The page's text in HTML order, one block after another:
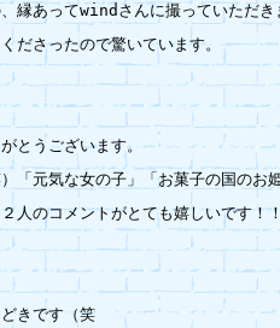
縁あってwindさんに撮っていただき
ださったので驚いています。
とうございます。
「元気な女の子」「お菓子の国のお
人のコメントがとても嬉しいです！
きです（笑